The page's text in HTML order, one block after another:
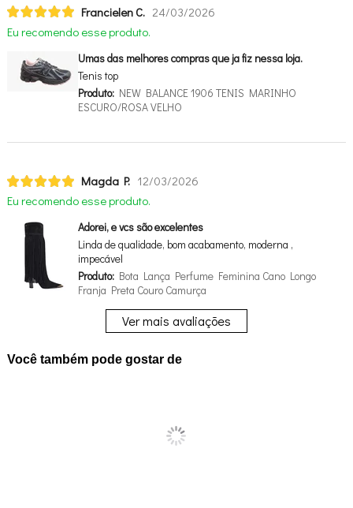
Francielen C. 24/03/2026
Eu recomendo esse produto.
Umas das melhores compras que ja fiz nessa loja.
Tenis top
Produto:NEW BALANCE 1906 TENIS MARINHO
ESCURO/ROSA VELHO
Magda P. 12/03/2026
Eu recomendo esse produto.
Adorei, e vcs são excelentes
Linda de qualidade, bom acabamento, moderna ,
impecável
Produto:Bota Lança Perfume Feminina Cano Longo
Franja Preta Couro Camurça
Ver mais avaliações
Você também pode gostar de